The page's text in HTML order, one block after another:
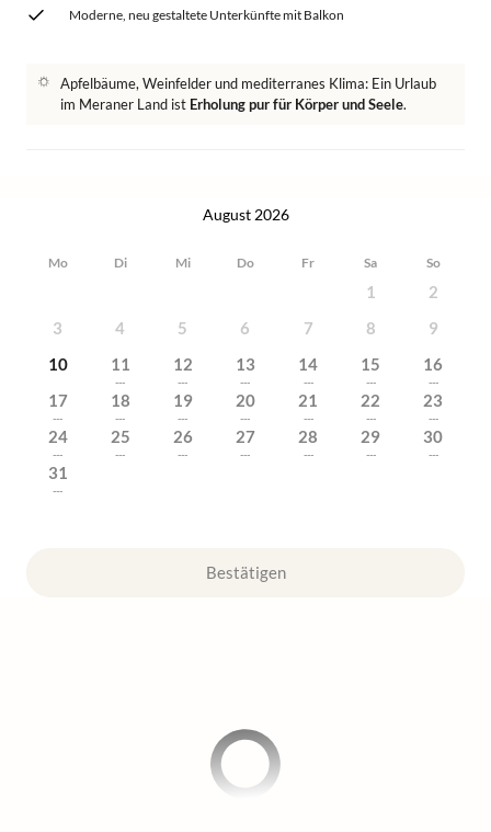
Moderne, neu gestaltete Unterkünfte mit Balkon
Apfelbäume, Weinfelder und mediterranes Klima: Ein Urlaub
im Meraner Land ist Erholung pur für Körper und Seele.
August 2026
Mo Di Mi Do Fr Sa So
1
2
3
4 5 6 7 8
9
10
11
---
12
---
13
---
14
---
15
---
16
---
17
---
18
---
19
---
20
---
21
---
22
---
23
---
24
---
25
---
26
---
27
---
28
---
29
---
30
---
31
---
Bestätigen